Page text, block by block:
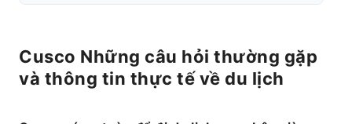
Cusco Những câu hỏi thường gặp
và thông tin thực tế về du lịch